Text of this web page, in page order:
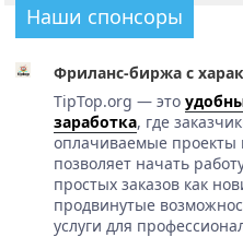
Наши спонсоры
Фриланс-биржа с
TipTop.org — это
заработка, где
оплачиваемые проекты
позволяет начать
простых заказов как
продвинутые
услуги для